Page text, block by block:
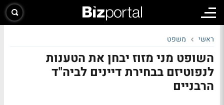
ראשי משפט
השופט מני מזוז יבחן את הטענות
לנפוטיזם בבחירת דיינים לביה"ד
הרבניים